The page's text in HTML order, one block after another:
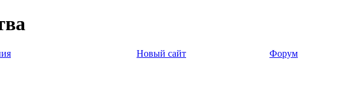
Новый сайт Форум